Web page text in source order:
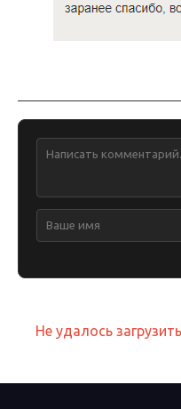
Не удалось